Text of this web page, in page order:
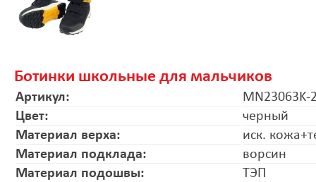
Ботинки школьные для мальчиков
Артикул:
MN23063K-
Цвет:
черный
Материал верха:
иск.
Материал подклада:
ворсин
Материал подошвы:
ТЭП